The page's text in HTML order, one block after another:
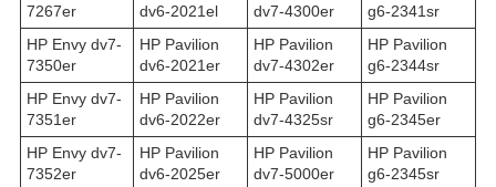
7267er
dv6-2021el
dv7-4300er
g6-2341sr
HP Envy dv7-
7350er
HP Pavilion
dv6-2021er
HP Pavilion
dv7-4302er
HP Pavilion
g6-2344sr
HP Envy dv7-
7351er
HP Pavilion
dv6-2022er
HP Pavilion
dv7-4325sr
HP Pavilion
g6-2345er
HP Envy dv7-
7352er
HP Pavilion
dv6-2025er
HP Pavilion
dv7-5000er
HP Pavilion
g6-2345sr